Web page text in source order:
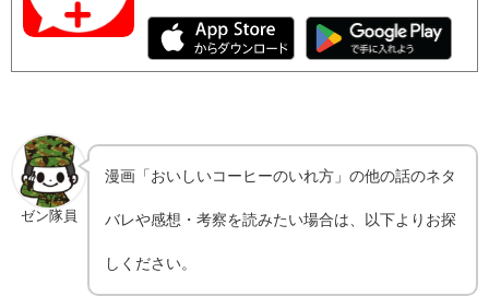
ゼン隊員
漫画「おいしいコーヒーのいれ方」の他の話のネタ
バレや感想・考察を読みたい場合は、以下よりお探
しください。